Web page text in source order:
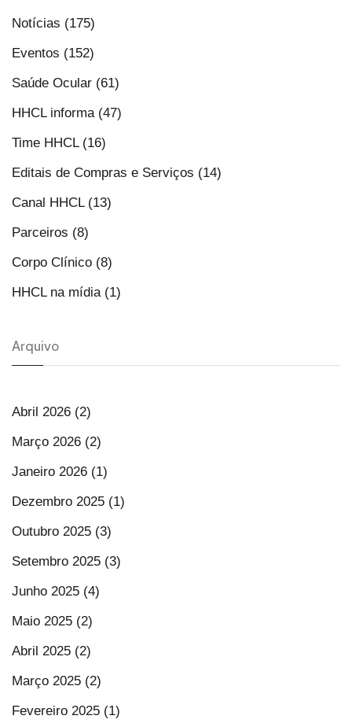
Notícias (175)
Eventos (152)
Saúde Ocular (61)
HHCL informa (47)
Time HHCL (16)
Editais de Compras e Serviços (14)
Canal HHCL (13)
Parceiros (8)
Corpo Clínico (8)
HHCL na mídia (1)
Arquivo
Abril 2026 (2)
Março 2026 (2)
Janeiro 2026 (1)
Dezembro 2025 (1)
Outubro 2025 (3)
Setembro 2025 (3)
Junho 2025 (4)
Maio 2025 (2)
Abril 2025 (2)
Março 2025 (2)
Fevereiro 2025 (1)